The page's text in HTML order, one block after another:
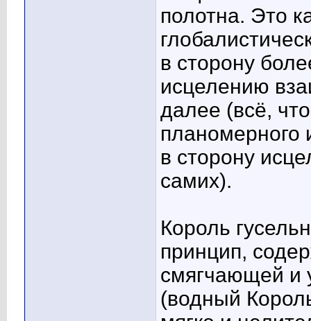
полотна. Это
в сторону
исцелению
далее (всё,
планомерного
в сторону
самих).
Король
принцип,
смягчающей и
(водный